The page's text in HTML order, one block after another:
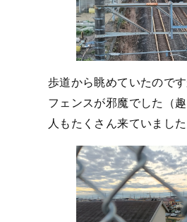
歩道から眺めていたので
フェンスが邪魔でした（趣
人もたくさん来ていました